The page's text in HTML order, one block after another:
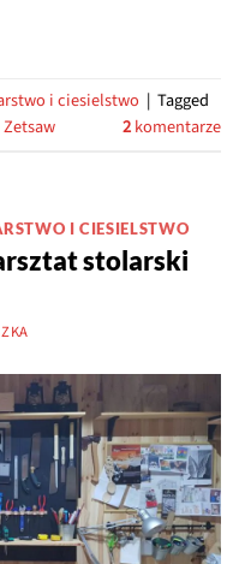
i ciesielstwo | Tagged
Zetsaw 2komentarze
I CIESIELSTWO
stolarski